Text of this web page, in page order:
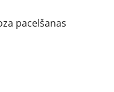
pacelšanas